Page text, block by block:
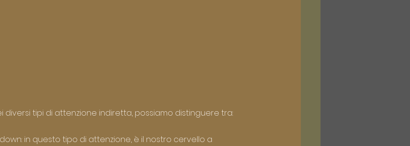
diversi tipi di attenzione indiretta, possiamo distinguere tra:
in questo tipo di attenzione, è il nostro cervello a